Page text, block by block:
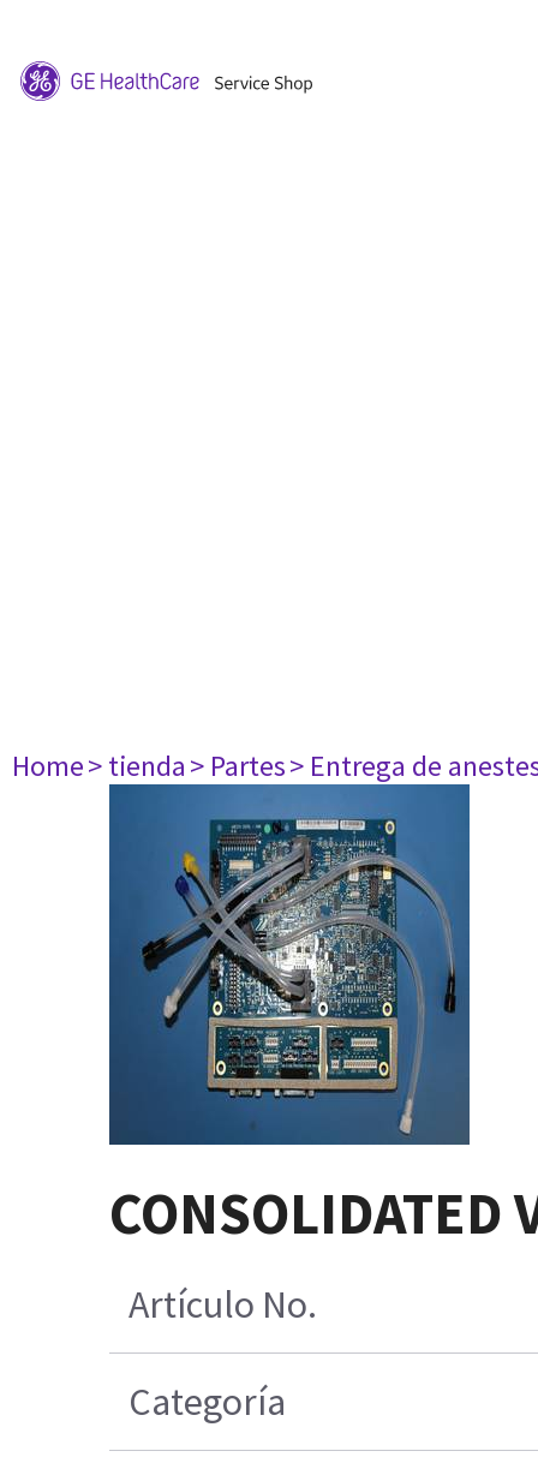
Home> tienda> Partes> Entrega de
Artículo No.
Categoría